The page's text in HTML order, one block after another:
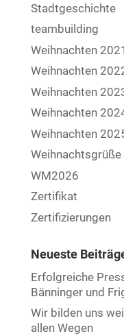
Stadtgeschichte
teambuilding
Weihnachten 2021
Weihnachten
Weihnachten
Weihnachten
Weihnachten
Weihnachtsgrüße
WM2026
Zertifikat
Zertifizierungen
Neueste
Erfolgreiche
Bänninger und
Wir bilden uns
allen Wegen